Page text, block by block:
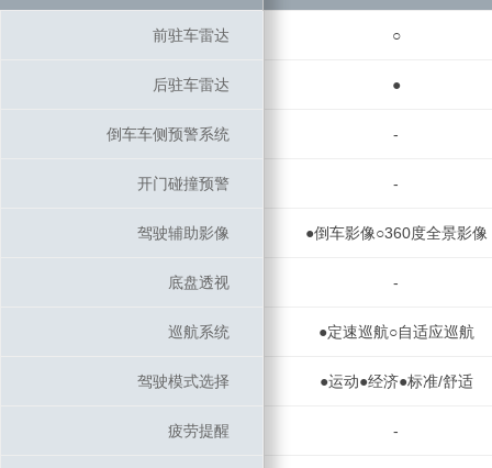
前驻车雷达 ○
后驻车雷达 ●
倒车车侧预警系统 -
开门碰撞预警 -
驾驶辅助影像 ●倒车影像○360度全景影像
底盘透视 -
巡航系统 ●定速巡航○自适应巡航
驾驶模式选择 ●运动●经济●标准/舒适
疲劳提醒 -
前驻车雷达
后驻车雷达
倒车车侧预警系统
开门碰撞预警
驾驶辅助影像
底盘透视
巡航系统
驾驶模式选择
疲劳提醒